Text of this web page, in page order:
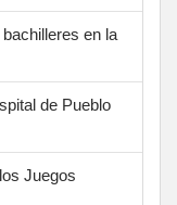
en la
de Pueblo
Juegos